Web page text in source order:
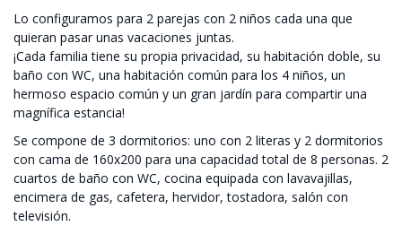
Lo configuramos para 2 parejas con 2 niños cada una que
quieran pasar unas vacaciones juntas.
¡Cada familia tiene su propia privacidad, su habitación doble, su
baño con WC, una habitación común para los 4 niños, un
hermoso espacio común y un gran jardín para compartir una
magnífica estancia!
Se compone de 3 dormitorios: uno con 2 literas y 2 dormitorios
con cama de 160x200 para una capacidad total de 8 personas. 2
cuartos de baño con WC, cocina equipada con lavavajillas,
encimera de gas, cafetera, hervidor, tostadora, salón con
televisión.